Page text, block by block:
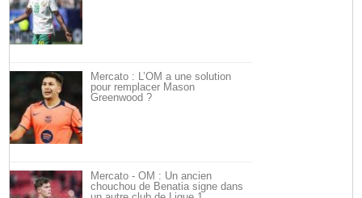
Mercato : L’OM a une solution
pour remplacer Mason
Greenwood ?
Mercato - OM : Un ancien
chouchou de Benatia signe dans